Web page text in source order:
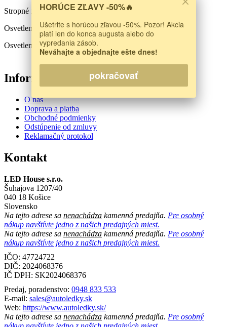
Stropné interiérové osvetlenie
Osvetlenie kufra
Osvetlenie skrinky spolujazdca
Informácie
O nás
Doprava a platba
Obchodné podmienky
Odstúpenie od zmluvy
Reklamačný protokol
Kontakt
LED House s.r.o.
Šuhajova 1207/40
040 18 Košice
Slovensko
Na tejto adrese sa nenachádza kamenná predajňa. Pre osobný
nákup navštívte jedno z našich predajných miest.
Na tejto adrese sa nenachádza kamenná predajňa. Pre osobný
nákup navštívte jedno z našich predajných miest.
IČO: 47724722
DIČ: 2024068376
IČ DPH: SK2024068376
Predaj, poradenstvo: 0948 833 533
E-mail: sales@autoledky.sk
Web: https://www.autoledky.sk/
Na tejto adrese sa nenachádza kamenná predajňa. Pre osobný
HORÚCE ZĽAVY -50%🔥
Ušetrite s horúcou zľavou -50%. Pozor! Akcia
platí len do konca augusta alebo do
vypredania zásob.
Neváhajte a objednajte ešte dnes!
pokračovať